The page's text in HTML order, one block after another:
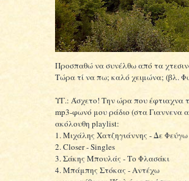
Προσπαθώ να συνέλθω από τα
Τώρα τί να πω; καλό χειμώνα; (βλ.
ΥΓ.: Άσχετο! Την ώρα που έφτιαχνα
mp3-φωνό μου ράδιο (στα Γιαννενα
ακόλουθη playlist:
1. Μιχάλης Χατζηγιάννης - Δε Φεύγω
2. Closer - Singles
3. Σάκης Μπουλάς - Το Φλασάκι
4. Μπάμπης Στόκας - Αντέχω